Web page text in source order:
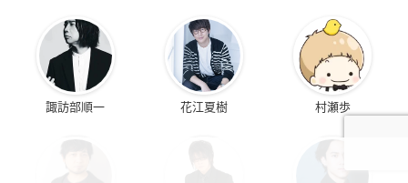
諏訪部順一 花江夏樹 村瀬歩